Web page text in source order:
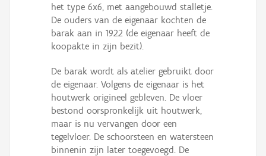
het type 6x6, met aangebouwd stalletje.
De ouders van de eigenaar kochten de
barak aan in 1922 (de eigenaar heeft de
koopakte in zijn bezit).
De barak wordt als atelier gebruikt door
de eigenaar. Volgens de eigenaar is het
houtwerk origineel gebleven. De vloer
bestond oorspronkelijk uit houtwerk,
maar is nu vervangen door een
tegelvloer. De schoorsteen en watersteen
binnenin zijn later toegevoegd. De